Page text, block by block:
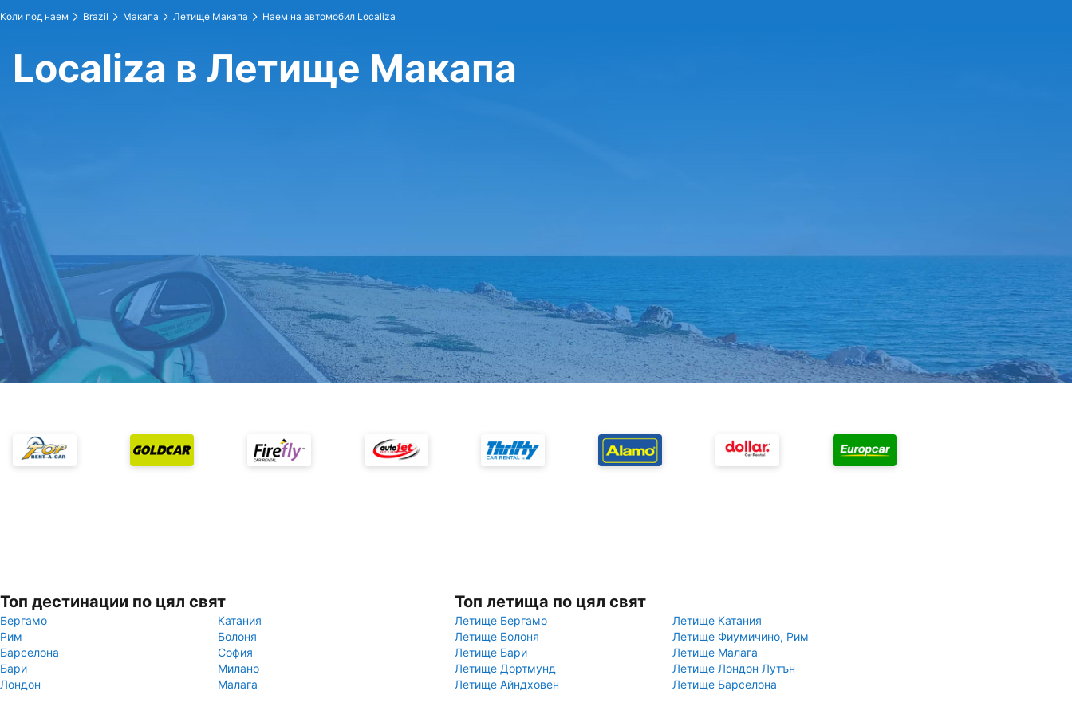
Коли под наем Brazil Макапа Летище Макапа Наем на автомобил Localiza
Localiza в Летище Макапа
Топ дестинации по цял свят
Бергамо
Катания
Рим
Болоня
Барселона
София
Бари
Милано
Лондон
Малага
Топ летища по цял свят
Летище Бергамо
Летище Катания
Летище Болоня
Летище Фиумичино, Рим
Летище Бари
Летище Малага
Летище Дортмунд
Летище Лондон Лутън
Летище Айндховен
Летище Барселона